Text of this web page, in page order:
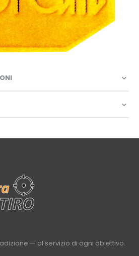
— al servizio di ogni obiettivo.